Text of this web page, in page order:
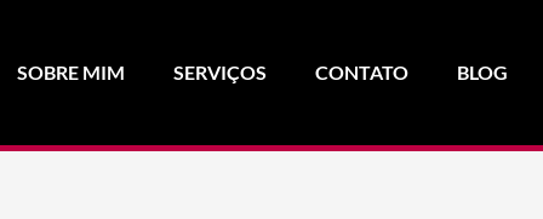
SOBRE MIM SERVIÇOS CONTATO BLOG